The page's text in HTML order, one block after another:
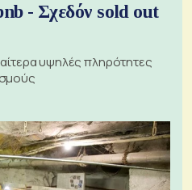
- Σχεδόν sold out
υψηλές πληρότητες